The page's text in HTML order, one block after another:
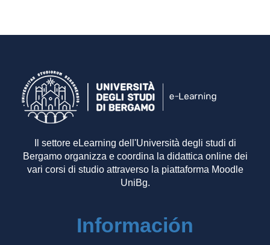
Il settore eLearning dell'Università degli studi di
Bergamo organizza e coordina la didattica online dei
vari corsi di studio attraverso la piattaforma Moodle
UniBg.
Información